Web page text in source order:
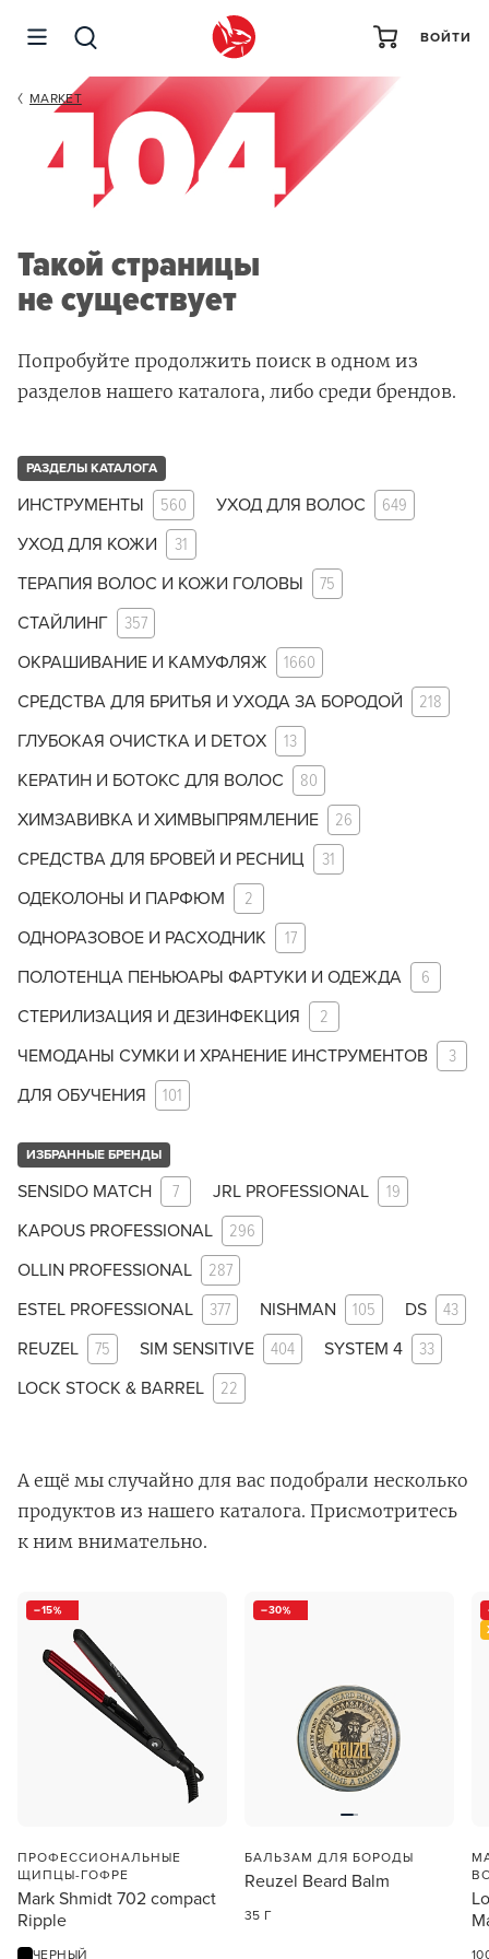
ВОЙТИ
MARKET
Такой страницы
не существует
Попробуйте продолжить поиск в одном из
разделов нашего каталога, либо среди брендов.
РАЗДЕЛЫ КАТАЛОГА
ИНСТРУМЕНТЫ 560 УХОД ДЛЯ ВОЛОС 649
УХОД ДЛЯ КОЖИ 31
ТЕРАПИЯ ВОЛОС И КОЖИ ГОЛОВЫ 75
СТАЙЛИНГ 357
ОКРАШИВАНИЕ И КАМУФЛЯЖ 1660
СРЕДСТВА ДЛЯ БРИТЬЯ И УХОДА ЗА БОРОДОЙ 218
ГЛУБОКАЯ ОЧИСТКА И DETOX 13
КЕРАТИН И БОТОКС ДЛЯ ВОЛОС 80
ХИМЗАВИВКА И ХИМВЫПРЯМЛЕНИЕ 26
СРЕДСТВА ДЛЯ БРОВЕЙ И РЕСНИЦ 31
ОДЕКОЛОНЫ И ПАРФЮМ 2
ОДНОРАЗОВОЕ И РАСХОДНИК 17
ПОЛОТЕНЦА ПЕНЬЮАРЫ ФАРТУКИ И ОДЕЖДА 6
СТЕРИЛИЗАЦИЯ И ДЕЗИНФЕКЦИЯ 2
ЧЕМОДАНЫ СУМКИ И ХРАНЕНИЕ ИНСТРУМЕНТОВ 3
ДЛЯ ОБУЧЕНИЯ 101
ИЗБРАННЫЕ БРЕНДЫ
SENSIDO MATCH 7 JRL PROFESSIONAL 19
KAPOUS PROFESSIONAL 296
OLLIN PROFESSIONAL 287
ESTEL PROFESSIONAL 377 NISHMAN 105 DS 43
REUZEL 75 SIM SENSITIVE 404 SYSTEM 4 33
LOCK STOCK & BARREL 22
А ещё мы случайно для вас подобрали несколько
продуктов из нашего каталога. Присмотритесь
к ним внимательно.
15
ПРОФЕССИОНАЛЬНЫЕ
ЩИПЦЫ-ГОФРЕ
Mark Shmidt 702 compact
Ripple
ЧЕРНЫЙ
30
БАЛЬЗАМ ДЛЯ БОРОДЫ
Reuzel Beard Balm
35 Г
Заяц–робот
В новом приложении RedHare Market для Android
смотреть товары и оформлять заказы — удобнее и
намного быстрее!
УСТАНОВИТЬ ИЗ GOOGLE PLAY